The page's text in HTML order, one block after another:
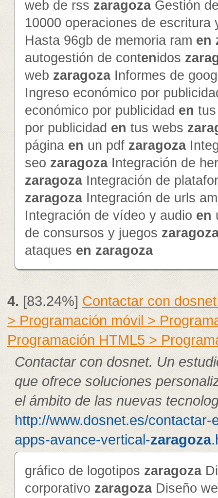
web de rss zaragozaGestión
10000 operaciones de
Hasta 96gb de memoria ram en
autogestión de contenidos
web zaragozaInformes de
Ingreso económico por
económico por publicidad en
por publicidad en tus webs
página en un pdf zaragoza
seo zaragozaIntegración de
zaragozaIntegración de
zaragozaIntegración de urls
Integración de vídeo y audio en
de consursos y juegos
ataques en zaragoza
4. [83.24%]Contactar con
> Programación móvil >
Programación HTML5 >
Contactar con dosnet. Un
que ofrece soluciones
el ámbito de las nuevas
http://www.dosnet.es/contactar-
apps-avance-vertical-zaragoza
gráfico de logotipos zaragoza
corporativo zaragozaDiseño